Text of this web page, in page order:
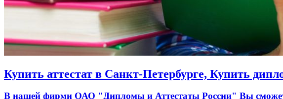
Купить аттестат в Санкт-Петербурге, Купить
В нашей фирми ОАО "Дипломы и Аттестаты России" Вы